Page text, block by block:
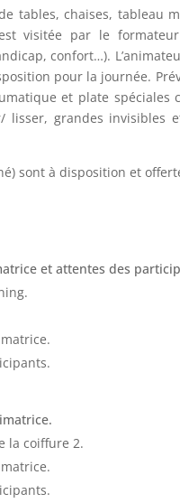
tables, chaises, tableau
visitée par le
confort…).
pour la journée.
et plate spéciales
lisser, grandes invisibles
sont à disposition et
et attentes des
la coiffure 2.